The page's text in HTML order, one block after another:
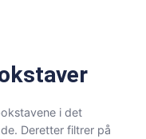
i det
Deretter filtrer på